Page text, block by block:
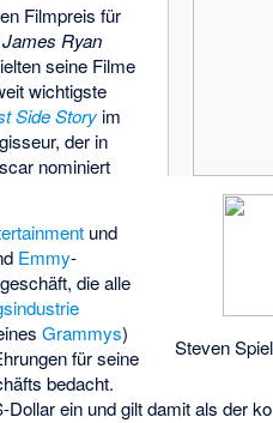
Steven
Filmpreis für
Ryan
seine Filme
wichtigste
Side Story im
der in
nominiert
und
Emmy-
die alle
Grammys)
für seine
bedacht.
ein und gilt damit als der